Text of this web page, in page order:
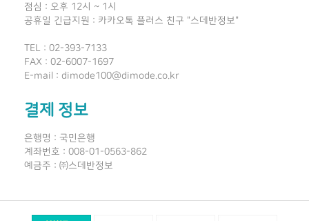
점심 : 오후 12시 ~ 1시
공휴일 긴급지원 : 카카오톡 플러스 친구 "스데반정보"
TEL : 02-393-7133
FAX : 02-6007-1697
E-mail : dimode100@dimode.co.kr
결제 정보
은행명 : 국민은행
계좌번호 : 008-01-0563-862
예금주 : ㈜스데반정보